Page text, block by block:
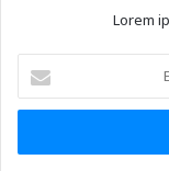
Lorem
your
Email